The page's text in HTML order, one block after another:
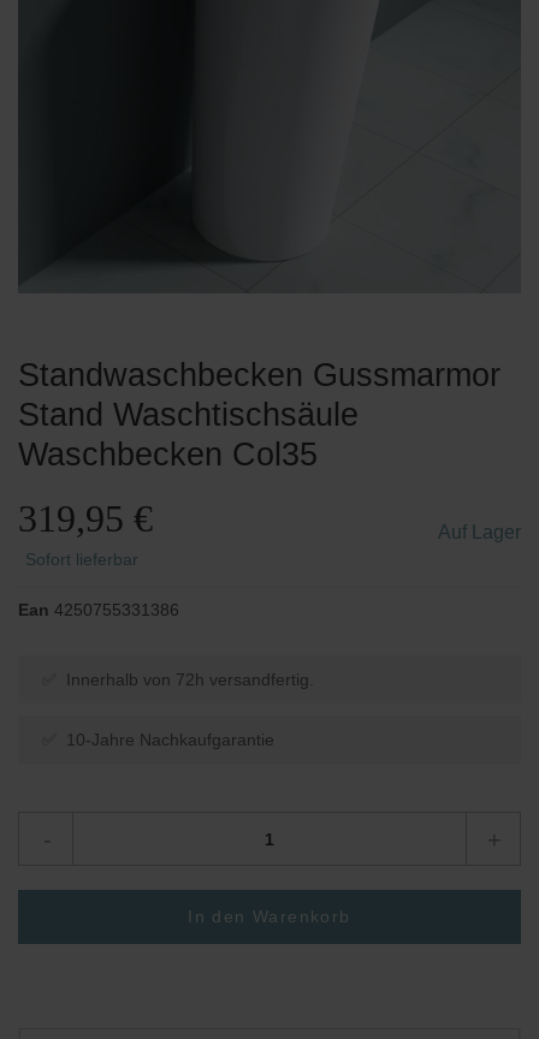
Standwaschbecken Gussmarmor
Stand Waschtischsäule
Waschbecken Col35
319,95 €
Sofort lieferbar
Auf Lager
Ean 4250755331386
✅ Innerhalb von 72h versandfertig.
✅ 10-Jahre Nachkaufgarantie
- +
In den Warenkorb